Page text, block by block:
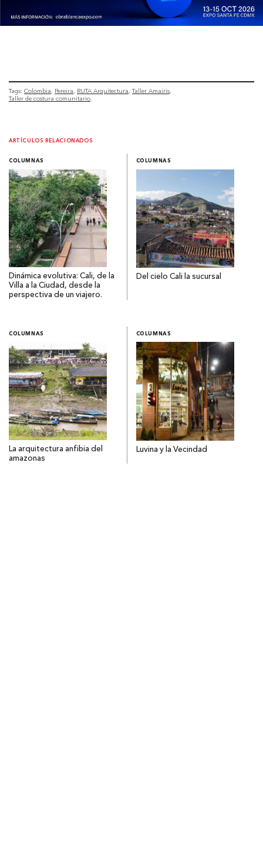
Tags: Colombia Pereira RUTA Arquitectura Taller Amairis
Taller de costura comunitario
ARTÍCULOS RELACIONADOS
COLUMNAS
Dinámica evolutiva: Cali, de la
Villa a la Ciudad, desde la
perspectiva de un viajero.
COLUMNAS
Del cielo Cali la sucursal
COLUMNAS
La arquitectura anfibia del
amazonas
COLUMNAS
Luvina y la Vecindad